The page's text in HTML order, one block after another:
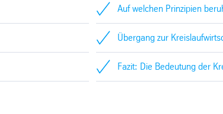
Auf welchen Prinzipien
Übergang zur
Fazit: Die Bedeutung der